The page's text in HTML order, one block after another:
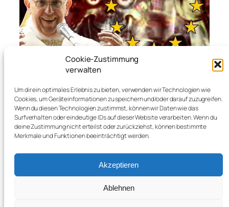
Cookie-Zustimmung
verwalten
Um dir ein optimales Erlebnis zu bieten, verwenden wir Technologien wie
Cookies, um Geräteinformationen zu speichern und/oder darauf zuzugreifen.
Wenn du diesen Technologien zustimmst, können wir Daten wie das
Surfverhalten oder eindeutige IDs auf dieser Website verarbeiten. Wenn du
deine Zustimmung nicht erteilst oder zurückziehst, können bestimmte
Merkmale und Funktionen beeinträchtigt werden.
Akzeptieren
Ablehnen
← Neuere Beiträge
1…368369370371372…448
Ältere Beiträge